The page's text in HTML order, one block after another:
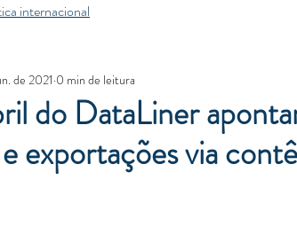
internacional
do DataLiner
exportações via
de 2021 0 min de leitura